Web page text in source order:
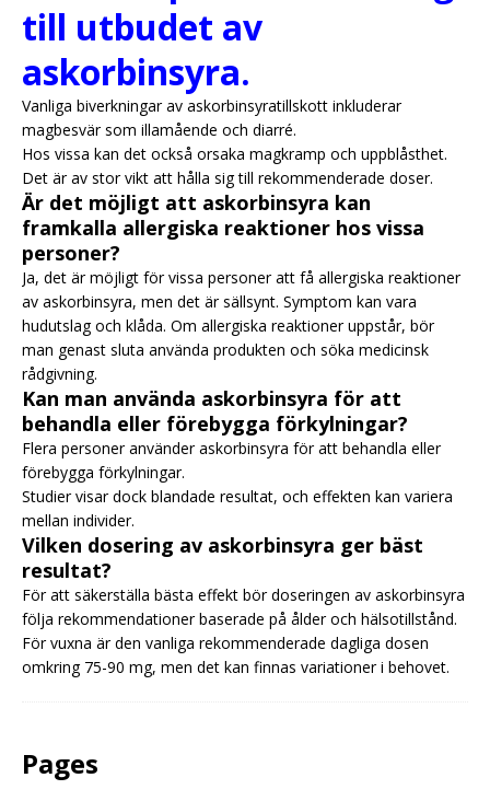
till utbudet av
askorbinsyra.
Vanliga biverkningar av askorbinsyratillskott inkluderar
magbesvär som illamående och diarré.
Hos vissa kan det också orsaka magkramp och uppblåsthet.
Det är av stor vikt att hålla sig till rekommenderade doser.
Är det möjligt att askorbinsyra kan
framkalla allergiska reaktioner hos vissa
personer?
Ja, det är möjligt för vissa personer att få allergiska reaktioner
av askorbinsyra, men det är sällsynt. Symptom kan vara
hudutslag och klåda. Om allergiska reaktioner uppstår, bör
man genast sluta använda produkten och söka medicinsk
rådgivning.
Kan man använda askorbinsyra för att
behandla eller förebygga förkylningar?
Flera personer använder askorbinsyra för att behandla eller
förebygga förkylningar.
Studier visar dock blandade resultat, och effekten kan variera
mellan individer.
Vilken dosering av askorbinsyra ger bäst
resultat?
För att säkerställa bästa effekt bör doseringen av askorbinsyra
följa rekommendationer baserade på ålder och hälsotillstånd.
För vuxna är den vanliga rekommenderade dagliga dosen
omkring 75-90 mg, men det kan finnas variationer i behovet.
Pages